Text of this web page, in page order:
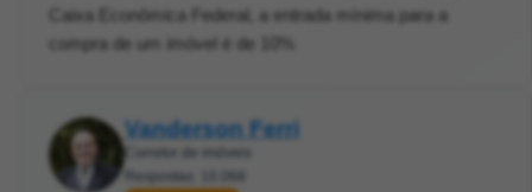
Caixa Econômica Federal, a entrada mínima para a
compra de um imóvel é de 10%
Vanderson Ferri
Corretor de imóveis
Respostas: 10.068